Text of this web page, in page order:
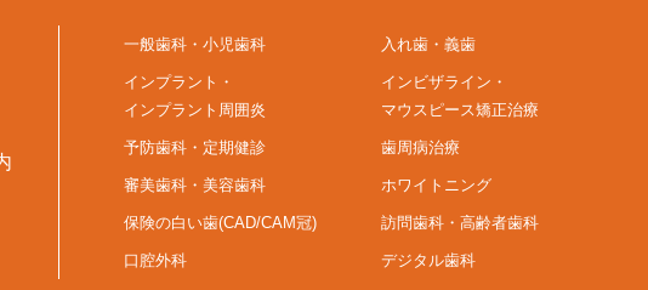
一般歯科・小児歯科
インプラント・
インプラント周囲炎
予防歯科・定期健診
審美歯科・美容歯科
保険の白い歯(CAD/CAM冠)
口腔外科
入れ歯・義歯
インビザライン・
マウスピース矯正治療
歯周病治療
ホワイトニング
訪問歯科・高齢者歯科
デジタル歯科